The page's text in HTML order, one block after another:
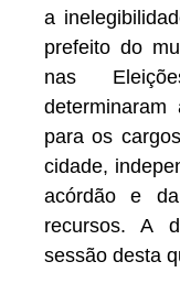
a
prefeito do
nas
para os
cidade,
acórdão e
recursos. A
sessão desta